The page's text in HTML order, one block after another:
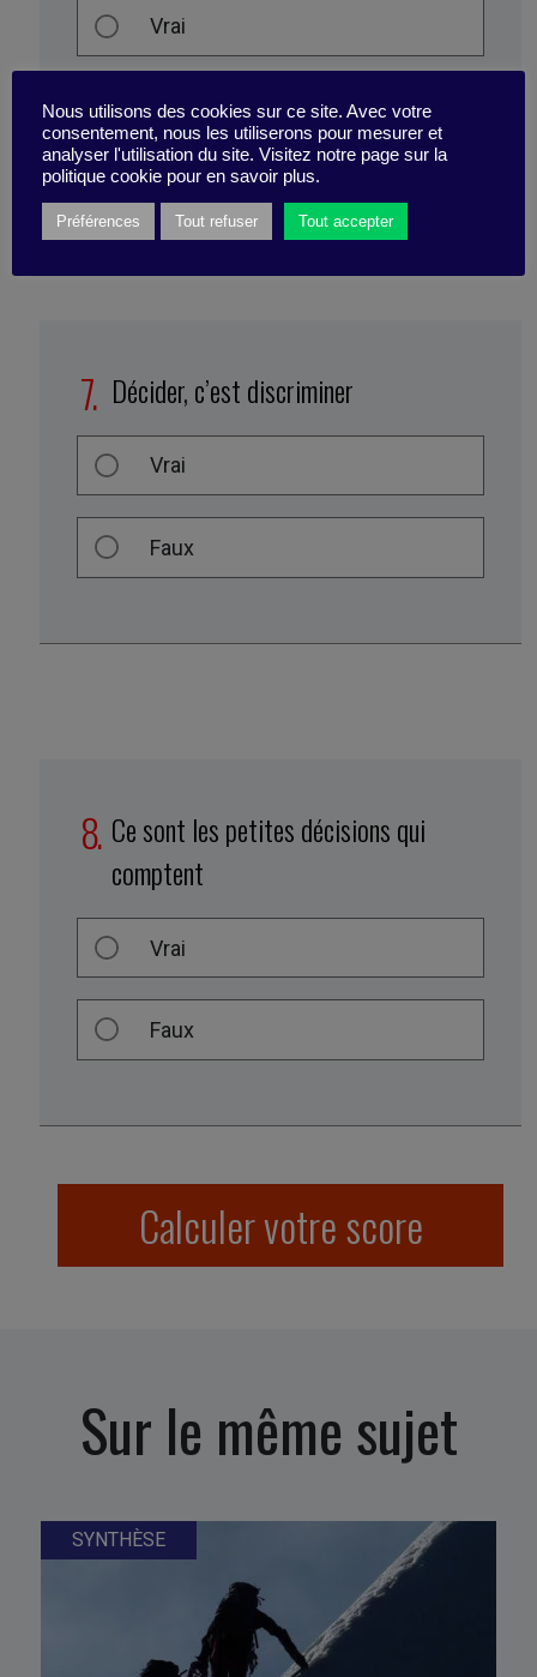
Vrai
Faux
Décider, c’est discriminer
Vrai
Faux
Ce sont les petites décisions qui
comptent
Vrai
Faux
Calculer votre score
Sur le même sujet
SYNTHÈSE
Nous utilisons des cookies sur ce site. Avec votre
consentement, nous les utiliserons pour mesurer et
analyser l'utilisation du site. Visitez notre page sur la
politique cookie pour en savoir plus.
Préférences Tout refuser Tout accepter